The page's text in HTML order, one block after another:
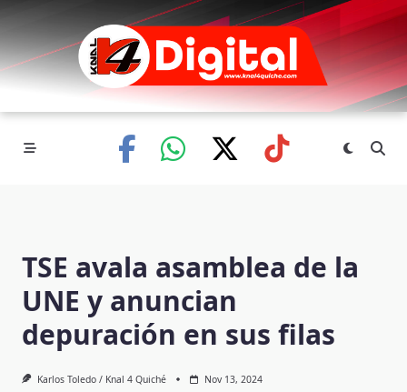
Skip
content
TSE avala asamblea de la
UNE y anuncian
depuración en sus filas
Karlos Toledo / Knal 4 Quiché Nov 13, 2024